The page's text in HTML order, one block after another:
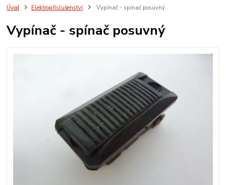
Úvod Elektropříslušenství Vypínač - spínač posuvný
Vypínač - spínač posuvný